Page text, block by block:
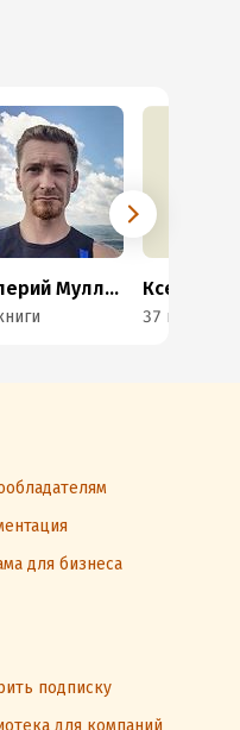
Валерий Муллагалеев
37 книг
для бизнеса
подписку
для компаний